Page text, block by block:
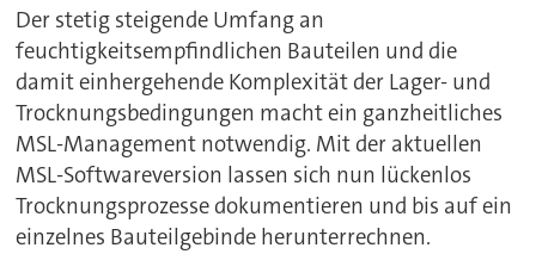
Der stetig steigende Umfang an
feuchtigkeitsempfindlichen Bauteilen und die
damit einhergehende Komplexität der Lager- und
Trocknungsbedingungen macht ein ganzheitliches
MSL-Management notwendig. Mit der aktuellen
MSL-Softwareversion lassen sich nun lückenlos
Trocknungsprozesse dokumentieren und bis auf ein
einzelnes Bauteilgebinde herunterrechnen.